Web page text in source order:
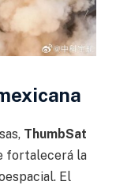
ThumbSat
fortalecerá la
El